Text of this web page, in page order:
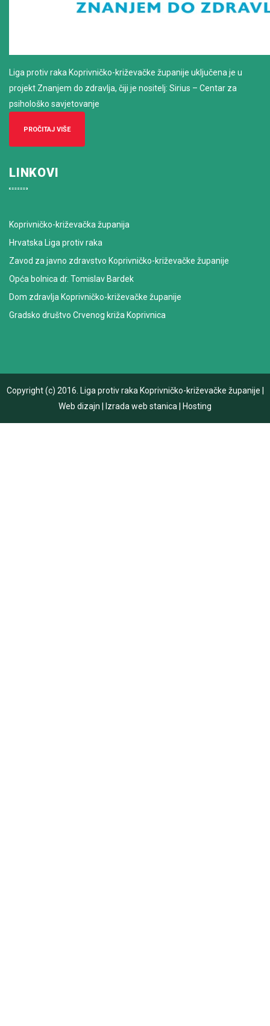
Liga protiv raka Koprivničko-križevačke županije uključena je u
projekt Znanjem do zdravlja, čiji je nositelj: Sirius – Centar za
psihološko savjetovanje
PROČITAJ VIŠE
LINKOVI
Koprivničko-križevačka županija
Hrvatska Liga protiv raka
Zavod za javno zdravstvo Koprivničko-križevačke županije
Opća bolnica dr. Tomislav Bardek
Dom zdravlja Koprivničko-križevačke županije
Gradsko društvo Crvenog križa Koprivnica
Copyright (c) 2016. Liga protiv raka Koprivničko-križevačke županije
Web dizajn
Izrada web stanica Hosting